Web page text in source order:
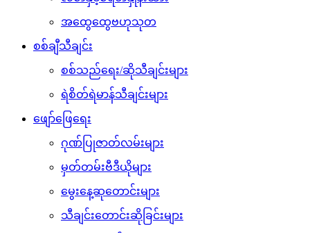
အထွေထွေဗဟုသုတ
စစ်ချီသီချင်း
စစ်သည်ရေး/ဆိုသီချင်းများ
ရဲစိတ်ရဲမာန်သီချင်းများ
ဖျော်ဖြေရေး
ဂုဏ်ပြုဇာတ်လမ်းများ
မှတ်တမ်းဗီဒီယိုများ
မွေးနေ့ဆုတောင်းများ
သီချင်းတောင်းဆိုခြင်းများ